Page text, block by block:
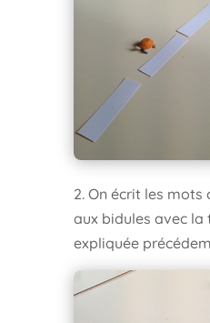
2. On écrit les
aux bidules avec la
expliquée